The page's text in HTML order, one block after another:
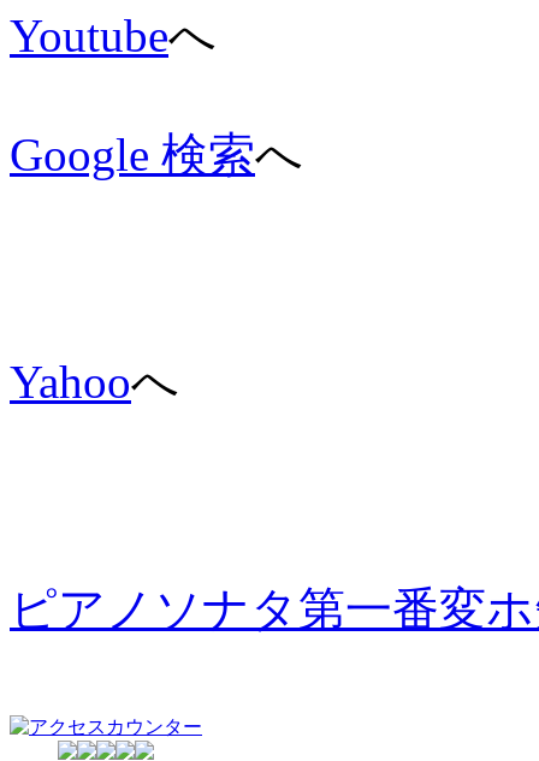
Youtubeへ
Google 検索へ
Yahooへ
ピアノソナタ第一番変